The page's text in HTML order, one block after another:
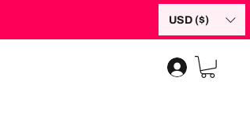
USD ($)